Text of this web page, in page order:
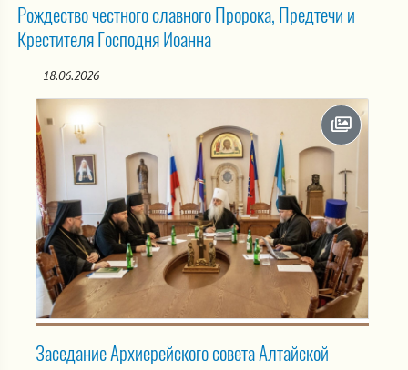
Рождество честного славного Пророка, Предтечи и
Крестителя Господня Иоанна
18.06.2026
Заседание Архиерейского совета Алтайской